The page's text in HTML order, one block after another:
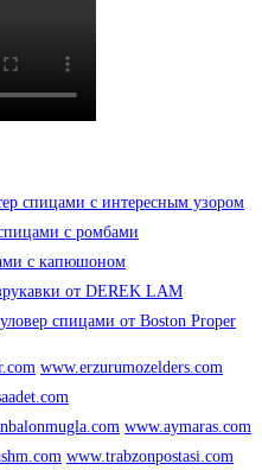
спицами с интересным узором
с ромбами
с капюшоном
от DEREK LAM
спицами от Boston Proper
www.erzurumozelders.com
www.aymaras.com
www.trabzonpostasi.com